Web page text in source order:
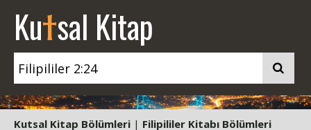
Kutsal Kitap
Kutsal Kitap Bölümleri | Filipililer Kitabı Bölümleri